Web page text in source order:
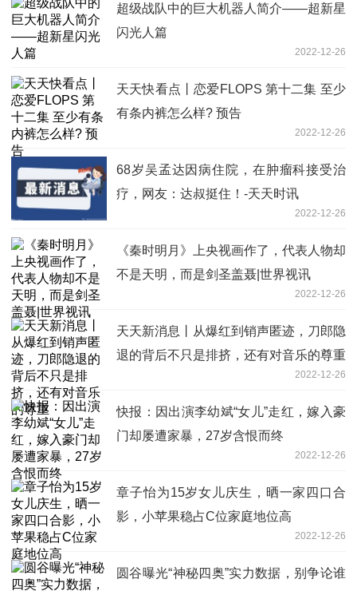
超级战队中的巨大机器人简介——超新星
闪光人篇
2022-12-26
天天快看点丨恋爱FLOPS 第十二集 至少
有条内裤怎么样? 预告
2022-12-26
68岁吴孟达因病住院，在肿瘤科接受治
疗，网友：达叔挺住！-天天时讯
2022-12-26
《秦时明月》上央视画作了，代表人物却
不是天明，而是剑圣盖聂|世界视讯
2022-12-26
天天新消息丨从爆红到销声匿迹，刀郎隐
退的背后不只是排挤，还有对音乐的尊重
2022-12-26
快报：因出演李幼斌“女儿”走红，嫁入豪
门却屡遭家暴，27岁含恨而终
2022-12-26
章子怡为15岁女儿庆生，晒一家四口合
影，小苹果稳占C位家庭地位高
2022-12-26
圆谷曝光“神秘四奥”实力数据，别争论谁